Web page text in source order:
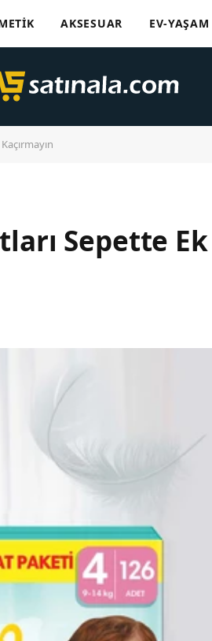
AKSESUAR EV-YAŞAM
Sepette Ek